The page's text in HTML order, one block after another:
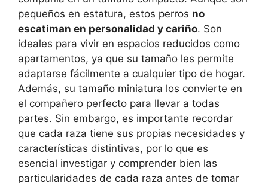
pequeños en estatura, estos perros no
escatiman en personalidad y cariño. Son
ideales para vivir en espacios reducidos como
apartamentos, ya que su tamaño les permite
adaptarse fácilmente a cualquier tipo de hogar.
Además, su tamaño miniatura los convierte en
el compañero perfecto para llevar a todas
partes. Sin embargo, es importante recordar
que cada raza tiene sus propias necesidades y
características distintivas, por lo que es
esencial investigar y comprender bien las
particularidades de cada raza antes de tomar